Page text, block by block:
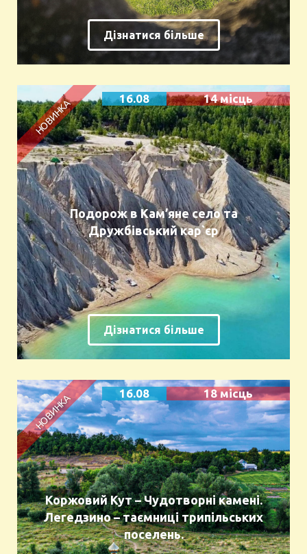
Дізнатися більше
16.08 14 місць
Подорож в Кам’яне село та
Дружбівський кар`єр
Дізнатися більше
16.08 18 місць
Коржовий Кут – Чудотворні камені.
Легедзино – таємниці трипільських
поселень.